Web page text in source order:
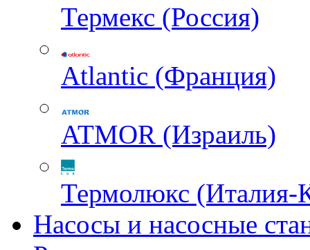
Термекс (Россия)
Atlantic (Франция)
ATMOR (Израиль)
Термолюкс (Италия-
Насосы и насосные